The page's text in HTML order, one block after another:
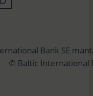
Bank SE
© Baltic International